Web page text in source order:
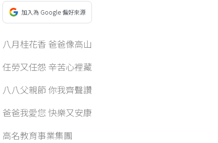
加入為 Google 偏好來源
八月桂花香 爸爸像高山
任勞又任怨 辛苦心裡藏
八八父親節 你我齊聲讚
爸爸我愛您 快樂又安康
高名教育事業集團